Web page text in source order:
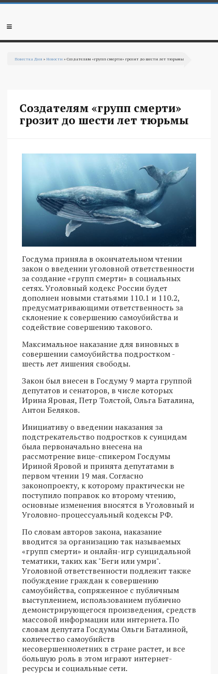
Перейти к основному содержанию
Мобильное
Повестка Дня »Новости » Создателям «групп смерти» грозит до шести лет тюрьмы
Создателям «групп смерти»
грозит до шести лет тюрьмы
Госдума приняла в окончательном чтении
закон о введении уголовной ответственности
за создание «групп смерти» в социальных
сетях. Уголовный кодекс России будет
дополнен новыми статьями 110.1 и 110.2,
предусматривающими ответственность за
склонение к совершению самоубийства и
содействие совершению такового.
Максимальное наказание для виновных в
совершении самоубийства подростком -
шесть лет лишения свободы.
Закон был внесен в Госдуму 9 марта группой
депутатов и сенаторов, в числе которых
Ирина Яровая, Петр Толстой, Ольга Баталина,
Антон Беляков.
Инициативу о введении наказания за
подстрекательство подростков к суицидам
была первоначально внесена на
рассмотрение вице-спикером Госдумы
Ириной Яровой и принята депутатами в
первом чтении 19 мая. Согласно
законопроекту, к которому практически не
поступило поправок ко второму чтению,
основные изменения вносятся в Уголовный и
Уголовно-процессуальный кодексы РФ.
По словам авторов закона, наказание
вводится за организацию так называемых
«групп смерти» и онлайн-игр суицидальной
тематики, таких как "Беги или умри".
Уголовной ответственности подлежит также
побуждение граждан к совершению
самоубийства, сопряженное с публичным
выступлением, использованием публично
демонстрирующегося произведения, средств
массовой информации или интернета. По
словам депутата Госдумы Ольги Баталиной,
количество самоубийств
несовершеннолетних в стране растет, и все
большую роль в этом играют интернет-
ресурсы и социальные сети.